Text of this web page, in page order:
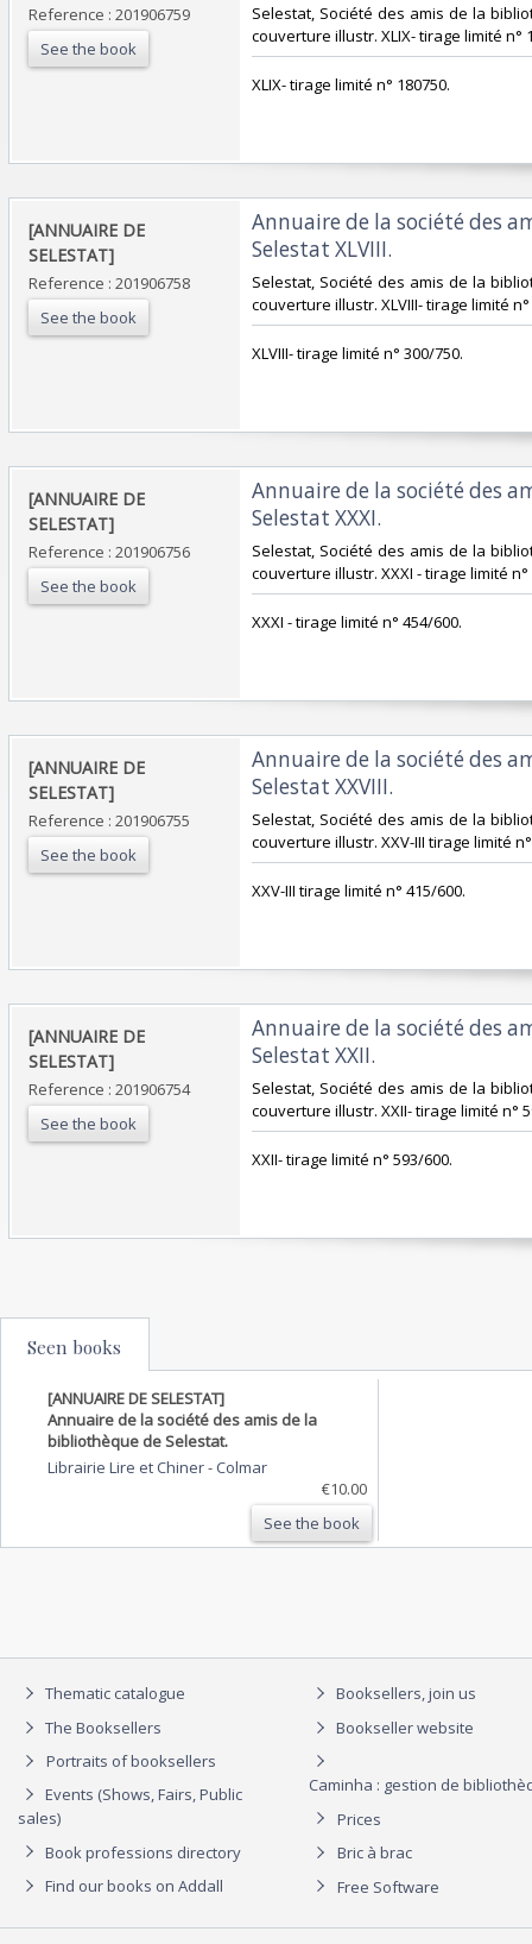
Reference : 201906759
See the book
‎Selestat, Société des amis de la
couverture illustr. XLIX- tirage limité n°
‎XLIX- tirage limité n° 180750.‎
‎[ANNUAIRE DE
SELESTAT]‎
Reference : 201906758
See the book
‎Annuaire de la société des
Selestat XLVIII. ‎
‎Selestat, Société des amis de la
couverture illustr. XLVIII- tirage limité
‎XLVIII- tirage limité n° 300/750.‎
‎[ANNUAIRE DE
SELESTAT]‎
Reference : 201906756
See the book
‎Annuaire de la société des
Selestat XXXI. ‎
‎Selestat, Société des amis de la
couverture illustr. XXXI - tirage limité n°
‎XXXI - tirage limité n° 454/600.‎
‎[ANNUAIRE DE
SELESTAT]‎
Reference : 201906755
See the book
‎Annuaire de la société des
Selestat XXVIII. ‎
‎Selestat, Société des amis de la
couverture illustr. XXV-III tirage limité
‎XXV-III tirage limité n° 415/600.‎
‎[ANNUAIRE DE
SELESTAT]‎
Reference : 201906754
See the book
‎Annuaire de la société des
Selestat XXII. ‎
‎Selestat, Société des amis de la
couverture illustr. XXII- tirage limité n°
‎XXII- tirage limité n° 593/600.‎
Seen books
[ANNUAIRE DE SELESTAT]
Annuaire de la société des amis de la
bibliothèque de Selestat.
Librairie Lire et Chiner- Colmar
€10.00
See the book
Thematic catalogue
The Booksellers
Portraits of booksellers
Events (Shows, Fairs, Public
sales)
Book professions directory
Find our books on Addall
Booksellers, join us
Bookseller website
Caminha : gestion de
Prices
Bric à brac
Free Software